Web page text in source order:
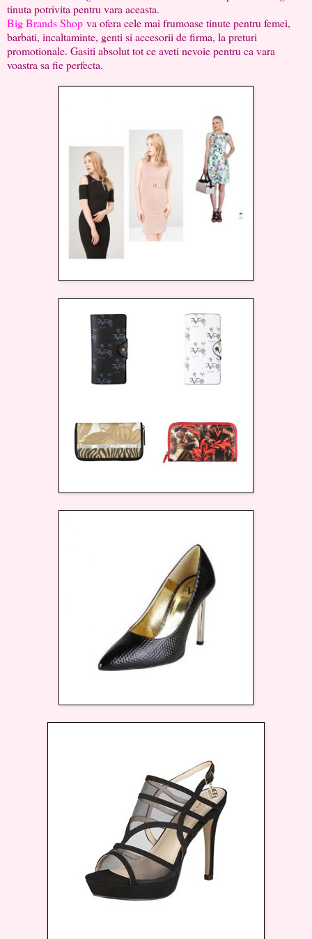
tinuta potrivita pentru vara aceasta.
Big Brands Shop va ofera cele mai frumoase tinute pentru femei,
barbati, incaltaminte, genti si accesorii de firma, la preturi
promotionale. Gasiti absolut tot ce aveti nevoie pentru ca vara
voastra sa fie perfecta.